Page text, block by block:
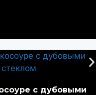
с дубовыми